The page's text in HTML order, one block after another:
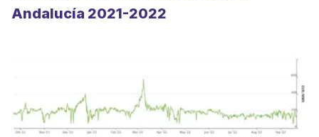
Andalucía 2021-2022